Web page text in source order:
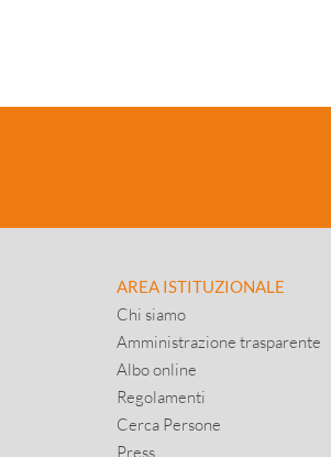
AREA ISTITUZIONALE
Chi siamo
Amministrazione trasparente
Albo online
Regolamenti
Cerca Persone
Press